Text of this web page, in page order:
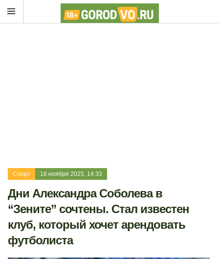
Спорт 16 ноября 2025, 14:33
Дни Александра Соболева в
“Зените” сочтены. Стал известен
клуб, который хочет арендовать
футболиста